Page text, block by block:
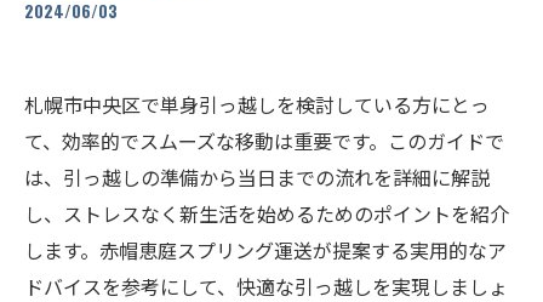
2024/06/03
札幌市中央区で単身引っ越しを検討している方にとっ
て、効率的でスムーズな移動は重要です。このガイドで
は、引っ越しの準備から当日までの流れを詳細に解説
し、ストレスなく新生活を始めるためのポイントを紹介
します。赤帽恵庭スプリング運送が提案する実用的なア
ドバイスを参考にして、快適な引っ越しを実現しましょ